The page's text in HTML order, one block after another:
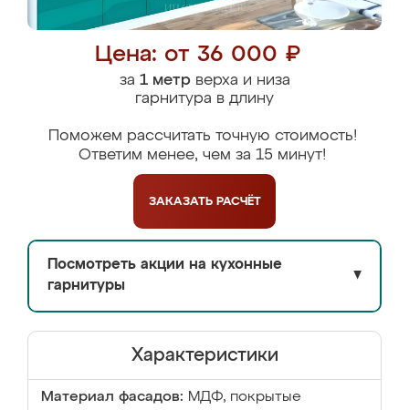
Цена: от 36 000 ₽
за 1 метрверха и низа
гарнитура в длину
Поможем рассчитать точную стоимость!
Ответим менее, чем за 15 минут!
ЗАКАЗАТЬ РАСЧЁТ
Посмотреть акции на кухонные
гарнитуры
▼
Характеристики
Материал фасадов: МДФ, покрытые